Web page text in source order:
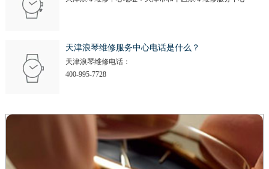
天津浪琴维修服务中心电话是什么？
天津浪琴维修电话：
400-995-7728